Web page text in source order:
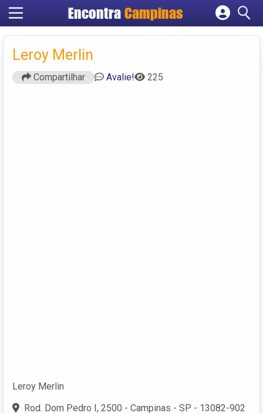
Encontra Campinas
Cadastrar empresa
Leroy Merlin
Compartilhar Avalie! 225
Leroy Merlin
Rod. Dom Pedro I, 2500 - Campinas - SP - 13082-902